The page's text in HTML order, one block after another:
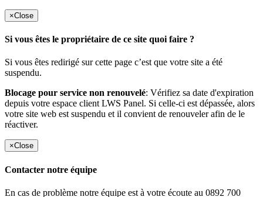
×Close
Si vous êtes le propriétaire de ce site quoi faire ?
Si vous êtes redirigé sur cette page c’est que votre site a été
suspendu.
Blocage pour service non renouvelé: Vérifiez sa date d'expiration
depuis votre espace client LWS Panel. Si celle-ci est dépassée, alors
votre site web est suspendu et il convient de renouveler afin de le
réactiver.
×Close
Contacter notre équipe
En cas de problème notre équipe est à votre écoute au 0892 700